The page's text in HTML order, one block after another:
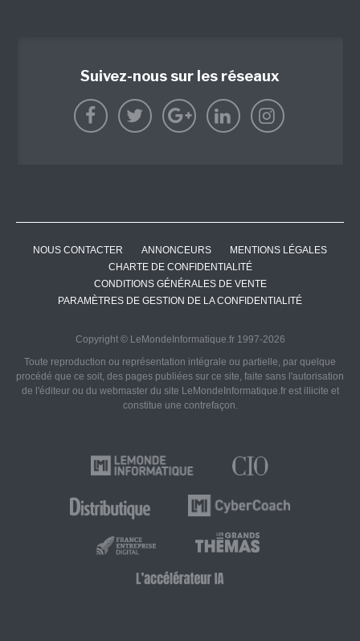
Suivez-nous sur les réseaux
NOUS CONTACTER ANNONCEURS
MENTIONS LÉGALES
CHARTE DE CONFIDENTIALITÉ
CONDITIONS GÉNÉRALES DE VENTE
PARAMÈTRES DE GESTION DE LA CONFIDENTIALITÉ
Copyright © LeMondeInformatique.fr 1997-2026
Toute reproduction ou représentation intégrale ou partielle, par quelque
procédé que ce soit, des pages publiées sur ce site, faite sans l'autorisation
de l'éditeur ou du webmaster du site LeMondeInformatique.fr est illicite et
constitue une contrefaçon.